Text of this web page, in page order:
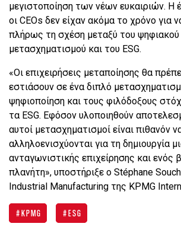
μεγιστοποίηση των νέων ευκαιριών. Η
οι CEOs δεν είχαν ακόμα το χρόνο για
πλήρως τη σχέση μεταξύ του ψηφιακού
μετασχηματισμού και του ESG.
«Οι επιχειρήσεις μεταποίησης θα
εστιάσουν σε ένα διπλό
ψηφιοποίηση και τους φιλόδοξους
τα ESG. Εφόσον υλοποιηθούν
αυτοί μετασχηματισμοί είναι πιθανόν
αλληλοενισχύονται για τη δημιουργία
ανταγωνιστικής επιχείρησης και ενός
πλανήτη», υποστήριξε ο Stéphane
Industrial Manufacturing της KPMG
KPMG ESG